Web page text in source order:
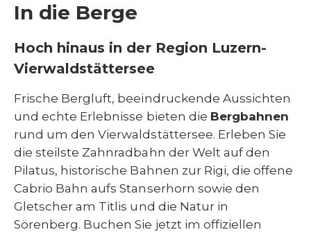
In die Berge
Hoch hinaus in der Region Luzern-
Vierwaldstättersee
Frische Bergluft, beeindruckende Aussichten
und echte Erlebnisse bieten die Bergbahnen
rund um den Vierwaldstättersee. Erleben Sie
die steilste Zahnradbahn der Welt auf den
Pilatus, historische Bahnen zur Rigi, die offene
Cabrio Bahn aufs Stanserhorn sowie den
Gletscher am Titlis und die Natur in
Sörenberg. Buchen Sie jetzt im offiziellen